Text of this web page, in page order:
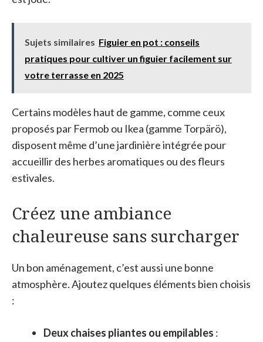
Sujets similaires Figuier en pot : conseils
pratiques pour cultiver un figuier facilement sur
votre terrasse en 2025
Certains modèles haut de gamme, comme ceux
proposés par Fermob ou Ikea (gamme Torpärö),
disposent même d’une jardinière intégrée pour
accueillir des herbes aromatiques ou des fleurs
estivales.
Créez une ambiance
chaleureuse sans surcharger
Un bon aménagement, c’est aussi une bonne
atmosphère. Ajoutez quelques éléments bien choisis
:
Deux chaises pliantes ou empilables :